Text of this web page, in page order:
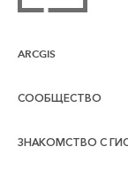
ARCGIS
Обзор ArcGIS
СООБЩЕСТВО
Сообщества и
ЗНАКОМСТВО С